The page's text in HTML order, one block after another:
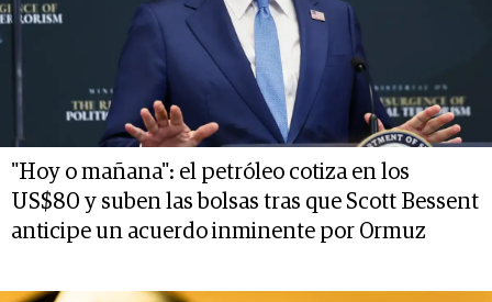
"Hoy o mañana": el petróleo cotiza en los
US$80 y suben las bolsas tras que Scott Bessent
anticipe un acuerdo inminente por Ormuz